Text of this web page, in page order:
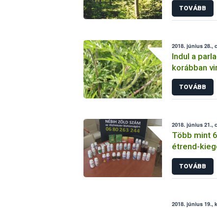
TOVÁBB
2018. június 28.,
Indul a
korábban
TOVÁBB
2018. június 21.,
Több mint
étrend-
forgalomból
TOVÁBB
2018. június 19.,